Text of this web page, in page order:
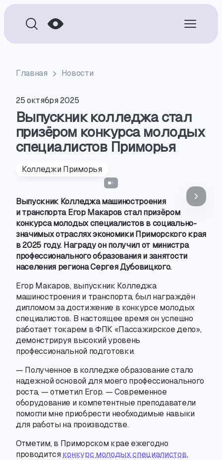
Главная Новости
25 октября 2025
Выпускник колледжа стал
призёром конкурса молодых
специалистов Приморья
Колледжи Приморья
Выпускник Колледжа машиностроения
и транспорта Егор Макаров стал призёром
конкурса молодых специалистов в социально-
значимыхотраслях экономики Приморского края
в 2025 году. Награду он получил от министра
профессионального образования и занятости
населения региона Сергея Дубовицкого.
Егор Макаров, выпускник Колледжа
машиностроения и транспорта, был награждён
дипломом за достижение в конкурсе молодых
специалистов. В настоящее время он успешно
работает токарем в ФПК «Пассажирское депо»,
демонстрируя высокий уровень
профессиональной подготовки.
— Полученное в колледже образование стало
надежной основой для моего профессионального
роста, — отметил Егор. — Современное
оборудование и компетентные преподаватели
помогли мне приобрести необходимые навыки
для работы на производстве.
Отметим, в Приморском крае ежегодно
проводится конкурс молодых специалистов,